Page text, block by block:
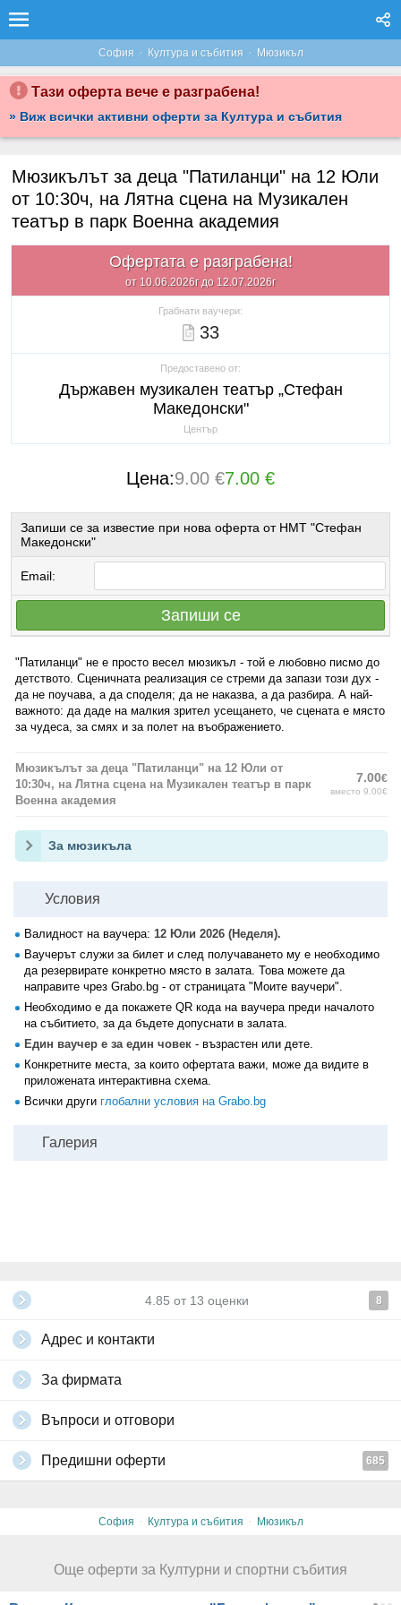
София · Култура и събития · Мюзикъл
Тази оферта вече е разграбена!
» Виж всички активни оферти за Култура и събития
Мюзикълът за деца "Патиланци" на 12 Юли
от 10:30ч, на Лятна сцена на Музикален
театър в парк Военна академия
Офертата е разграбена!
от 10.06.2026г до 12.07.2026г
Грабнати ваучери:
33
Предоставено от:
Държавен музикален театър „Стефан
Македонски"
Център
Цена:9.00 €7.00 €
Запиши се за известие при нова оферта от НМТ "Стефан
Македонски"
Email:
Запиши се
"Патиланци" не е просто весел мюзикъл - той е любовно писмо до
детството. Сценичната реализация се стреми да запази този дух -
да не поучава, а да споделя; да не наказва, а да разбира. А най-
важното: да даде на малкия зрител усещането, че сцената е място
за чудеса, за смях и за полет на въображението.
Мюзикълът за деца "Патиланци" на 12 Юли от
10:30ч, на Лятна сцена на Музикален театър в парк
Военна академия
7.00€
вместо 9.00€
За мюзикъла
Условия
Валидност на ваучера: 12 Юли 2026 (Неделя).
Ваучерът служи за билет и след получаването му е необходимо
да резервирате конкретно място в залата. Това можете да
направите чрез Grabo.bg - от страницата "Моите ваучери".
Необходимо е да покажете QR кода на ваучера преди началото
на събитието, за да бъдете допуснати в залата.
Един ваучер е за един човек - възрастен или дете.
Конкретните места, за които офертата важи, може да видите в
приложената интерактивна схема.
Всички други глобални условия на Grabo.bg
Галерия
4.85 от 13 оценки 8
Адрес и контакти
За фирмата
Въпроси и отговори
Предишни оферти 685
София · Култура и събития · Мюзикъл
Още оферти за Културни и спортни събития